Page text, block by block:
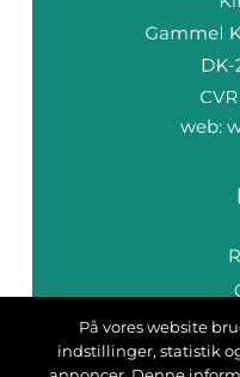
web:
På vores website
indstillinger, statistik